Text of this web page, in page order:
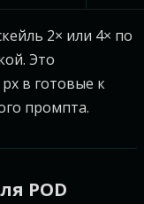
2× или 4× по
Это
в готовые к
промпта.
POD